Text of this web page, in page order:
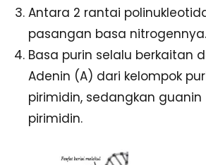
Antara 2 rantai
pasangan basa nitrogennya.
Basa purin selalu berkaitan
Adenin (A) dari kelompok
pirimidin, sedangkan
pirimidin.